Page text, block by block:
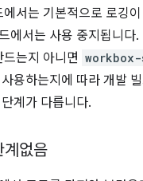
서는 기본적으로 로깅이
에서는 사용 중지됩니다.
는지 아니면 workbox-
용하는지에 따라 개발
계가 다릅니다.
계없음